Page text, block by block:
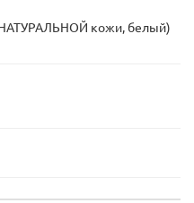
НАТУРАЛЬНОЙ кожи, белый)